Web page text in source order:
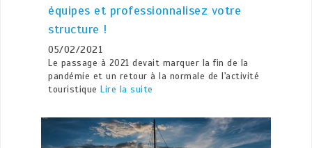
équipes et professionnalisez votre
structure !
05/02/2021
Le passage à 2021 devait marquer la fin de la
pandémie et un retour à la normale de l'activité
touristique Lire la suite